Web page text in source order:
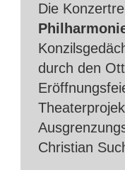
Die
durch den
Christian